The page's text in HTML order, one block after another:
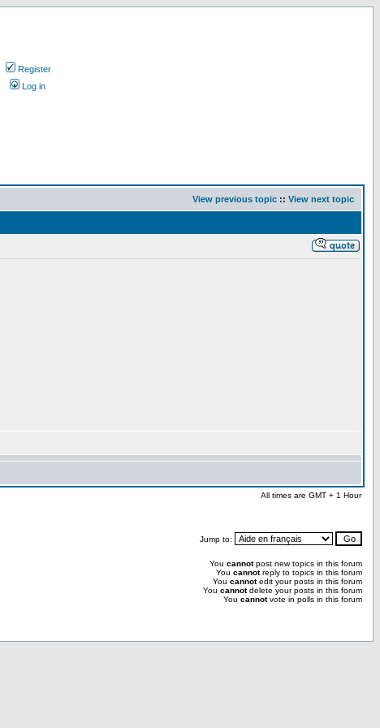
Register
Log in
View previous topic :: View next topic
All times are GMT + 1 Hour
Jump to:
You cannotpost new topics in this forum
You cannotreply to topics in this forum
You cannotedit your posts in this forum
You cannotdelete your posts in this forum
You cannotvote in polls in this forum